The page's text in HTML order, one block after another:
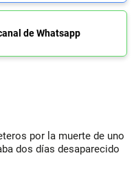
de Whatsapp
por la muerte de uno
dos días desaparecido